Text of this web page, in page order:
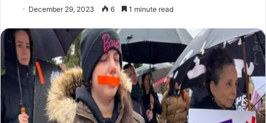
December 29, 2023 6 1 minute read